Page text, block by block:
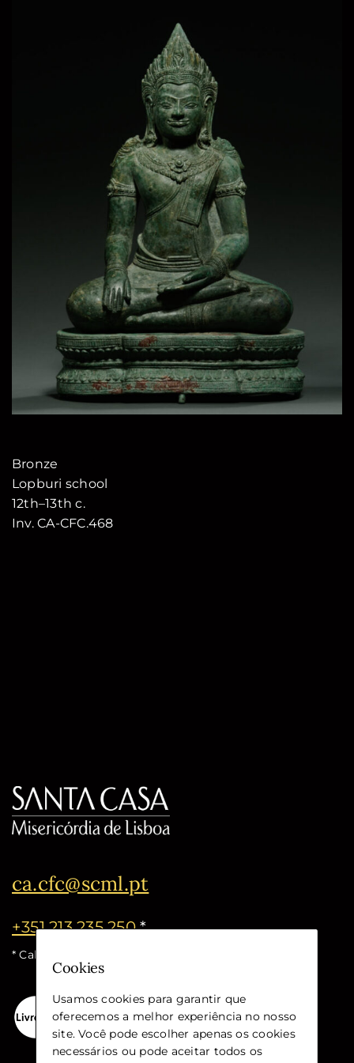
Bronze
Lopburi school
12th–13th c.
Inv. CA-CFC.468
ca.cfc@scml.pt
+351 213 235 250*
* Call cost for the national fixed network
Cookies
Usamos cookies para garantir que
oferecemos a melhor experiência no nosso
site. Você pode escolher apenas os cookies
necessários ou pode aceitar todos os